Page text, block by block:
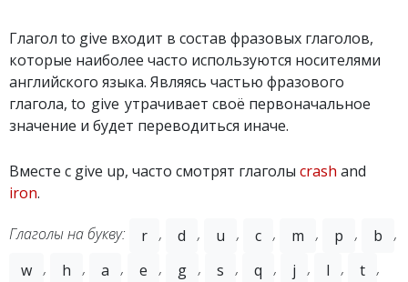
Глагол to give входит в состав фразовых глаголов,
которые наиболее часто используются носителями
английского языка. Являясь частью фразового
глагола, to give утрачивает своё первоначальное
значение и будет переводиться иначе.
Вместе с give up, часто смотрят глаголы crash and
iron.
Глаголы на букву: r , d , u , c , m , p , b
,
w , h , a , e , g , s , q , j , l , t ,